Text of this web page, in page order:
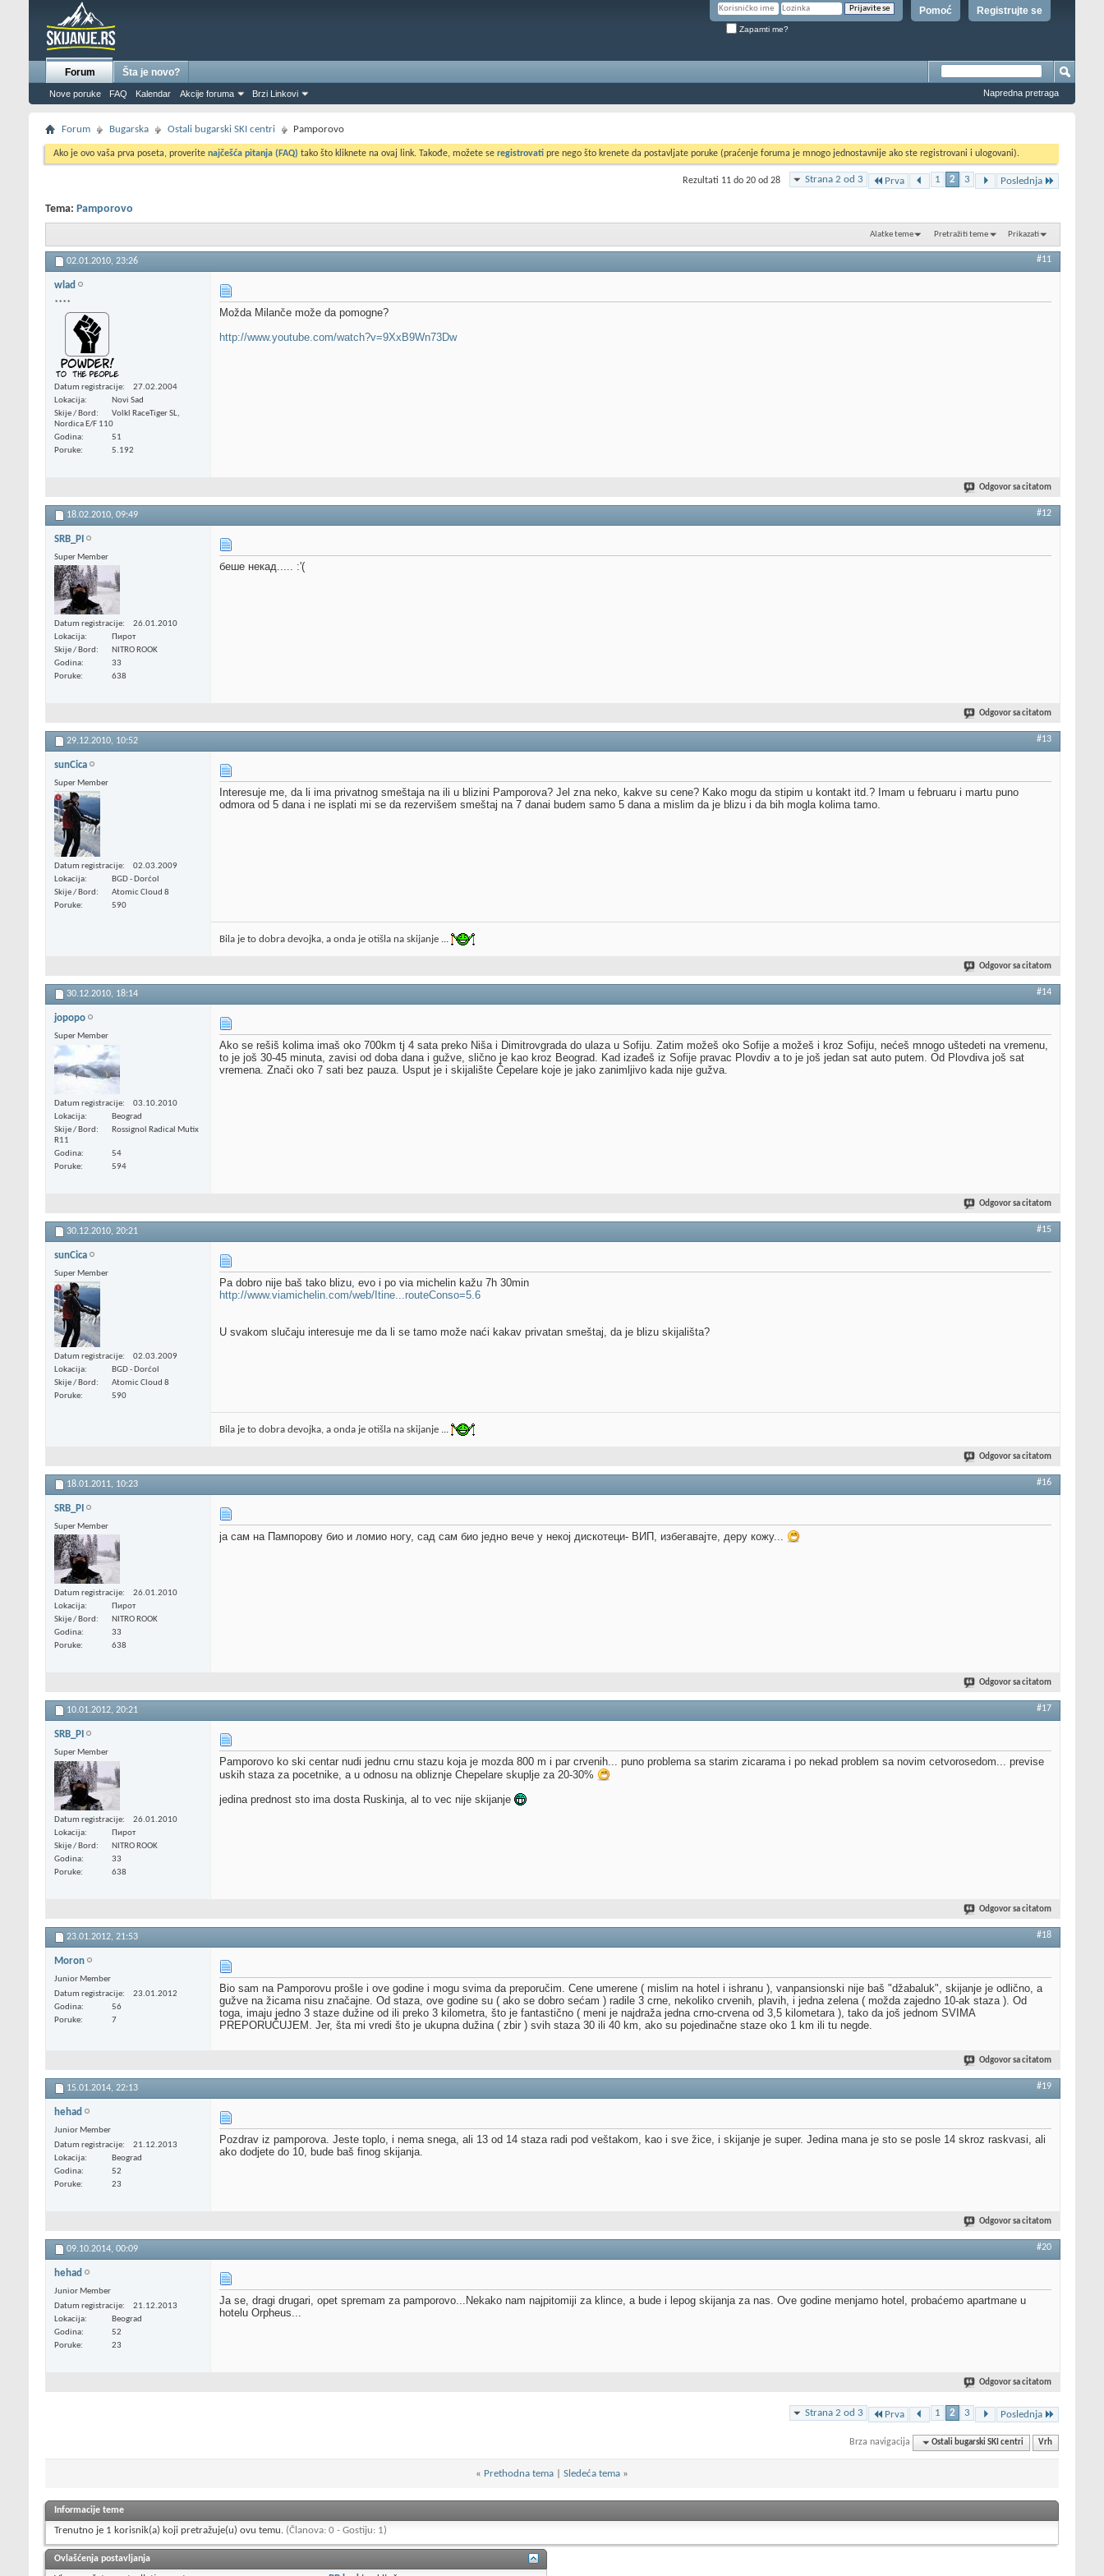
Registrujte se
Pomoć
Zapamti me?
Forum
Nove poruke FAQ Kalendar Akcije foruma Brzi Linkovi
Šta je novo?
Napredna pretraga
Forum Bugarska Ostali bugarski SKI centri Pamporovo
Ako je ovo vaša prva poseta, proverite najčešća pitanja (FAQ) tako što kliknete na ovaj link. Takođe, možete se registrovati pre nego što krenete da postavljate poruke (praćenje foruma je mnogo jednostavnije ako ste registrovani i ulogovani).
Strana 2 od 3 Prva 1 2 3 Poslednja
Rezultati 11 do 20 od 28
Tema: Pamporovo
Alatke teme Pretražiti teme Prikazati
02.01.2010, 23:26 #11
wlad
****
Datum registracije
27.02.2004
Lokacija
Novi Sad
Skije / Bord
Volkl RaceTiger SL,
Nordica E/F 110
Godina
51
Poruke
5.192
Možda Milanče može da pomogne?
http://www.youtube.com/watch?v=9XxB9Wn73Dw
Odgovor sa citatom
18.02.2010, 09:49 #12
SRB_PI
Super Member
Datum registracije
26.01.2010
Lokacija
Пирот
Skije / Bord
NITRO ROOK
Godina
33
Poruke
638
беше некад..... :'(
Odgovor sa citatom
29.12.2010, 10:52 #13
sunCica
Super Member
Datum registracije
02.03.2009
Lokacija
BGD - Dorćol
Skije / Bord
Atomic Cloud 8
Poruke
590
Interesuje me, da li ima privatnog smeštaja na ili u blizini Pamporova? Jel zna neko, kakve su cene? Kako mogu da stipim u kontakt itd.? Imam u februaru i martu puno
odmora od 5 dana i ne isplati mi se da rezervišem smeštaj na 7 danai budem samo 5 dana a mislim da je blizu i da bih mogla kolima tamo.
Bila je to dobra devojka, a onda je otišla na skijanje ...
Odgovor sa citatom
30.12.2010, 18:14 #14
jopopo
Super Member
Datum registracije
03.10.2010
Lokacija
Beograd
Skije / Bord
Rossignol Radical Mutix
R11
Godina
54
Poruke
594
Ako se rešiš kolima imaš oko 700km tj 4 sata preko Niša i Dimitrovgrada do ulaza u Sofiju. Zatim možeš oko Sofije a možeš i kroz Sofiju, nećeš mnogo uštedeti na vremenu,
to je još 30-45 minuta, zavisi od doba dana i gužve, slično je kao kroz Beograd. Kad izađeš iz Sofije pravac Plovdiv a to je još jedan sat auto putem. Od Plovdiva još sat
vremena. Znači oko 7 sati bez pauza. Usput je i skijalište Čepelare koje je jako zanimljivo kada nije gužva.
Odgovor sa citatom
30.12.2010, 20:21 #15
sunCica
Super Member
Datum registracije
02.03.2009
Lokacija
BGD - Dorćol
Skije / Bord
Atomic Cloud 8
Poruke
590
Pa dobro nije baš tako blizu, evo i po via michelin kažu 7h 30min
http://www.viamichelin.com/web/Itine...routeConso=5.6
U svakom slučaju interesuje me da li se tamo može naći kakav privatan smeštaj, da je blizu skijališta?
Bila je to dobra devojka, a onda je otišla na skijanje ...
Odgovor sa citatom
18.01.2011, 10:23 #16
SRB_PI
Super Member
Datum registracije
26.01.2010
Lokacija
Пирот
Skije / Bord
NITRO ROOK
Godina
33
Poruke
638
ја сам на Пампорову био и ломио ногу, сад сам био једно вече у некој дискотеци- ВИП, избегавајте, деру кожу...
Odgovor sa citatom
10.01.2012, 20:21 #17
SRB_PI
Super Member
Datum registracije
26.01.2010
Lokacija
Пирот
Skije / Bord
NITRO ROOK
Godina
33
Poruke
638
Pamporovo ko ski centar nudi jednu crnu stazu koja je mozda 800 m i par crvenih... puno problema sa starim zicarama i po nekad problem sa novim cetvorosedom... previse
uskih staza za pocetnike, a u odnosu na obliznje Chepelare skuplje za 20-30%
jedina prednost sto ima dosta Ruskinja, al to vec nije skijanje
Odgovor sa citatom
23.01.2012, 21:53 #18
Moron
Junior Member
Datum registracije
23.01.2012
Godina
56
Poruke
7
Bio sam na Pamporovu prošle i ove godine i mogu svima da preporučim. Cene umerene ( mislim na hotel i ishranu ), vanpansionski nije baš "džabaluk", skijanje je odlično, a
gužve na žicama nisu značajne. Od staza, ove godine su ( ako se dobro sećam ) radile 3 crne, nekoliko crvenih, plavih, i jedna zelena ( možda zajedno 10-ak staza ). Od
toga, imaju jedno 3 staze dužine od ili preko 3 kilometra, što je fantastično ( meni je najdraža jedna crno-crvena od 3,5 kilometara ), tako da još jednom SVIMA
PREPORUČUJEM. Jer, šta mi vredi što je ukupna dužina ( zbir ) svih staza 30 ili 40 km, ako su pojedinačne staze oko 1 km ili tu negde.
Odgovor sa citatom
15.01.2014, 22:13 #19
hehad
Junior Member
Datum registracije
21.12.2013
Lokacija
Beograd
Godina
52
Poruke
23
Pozdrav iz pamporova. Jeste toplo, i nema snega, ali 13 od 14 staza radi pod veštakom, kao i sve žice, i skijanje je super. Jedina mana je sto se posle 14 skroz raskvasi, ali
ako dodjete do 10, bude baš finog skijanja.
Odgovor sa citatom
09.10.2014, 00:09 #20
hehad
Junior Member
Datum registracije
21.12.2013
Lokacija
Beograd
Godina
52
Poruke
23
Ja se, dragi drugari, opet spremam za pamporovo...Nekako nam najpitomiji za klince, a bude i lepog skijanja za nas. Ove godine menjamo hotel, probaćemo apartmane u
hotelu Orpheus...
Odgovor sa citatom
Strana 2 od 3 Prva 1 2 3 Poslednja
Brza navigacija Ostali bugarski SKI centri Vrh
« Prethodna tema Sledeća tema »
Informacije teme
Trenutno je 1 korisnik(a) koji pretražuje(u) ovu temu. (Članova: 0 - Gostiju: 1)
Ovlašćenja postavljanja